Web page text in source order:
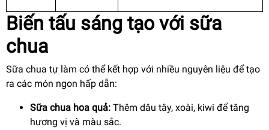
Biến tấu sáng tạo với sữa
chua
Sữa chua tự làm có thể kết hợp với nhiều nguyên liệu để tạo
ra các món ngon hấp dẫn:
Sữa chua hoa quả: Thêm dâu tây, xoài, kiwi để tăng
hương vị và màu sắc.